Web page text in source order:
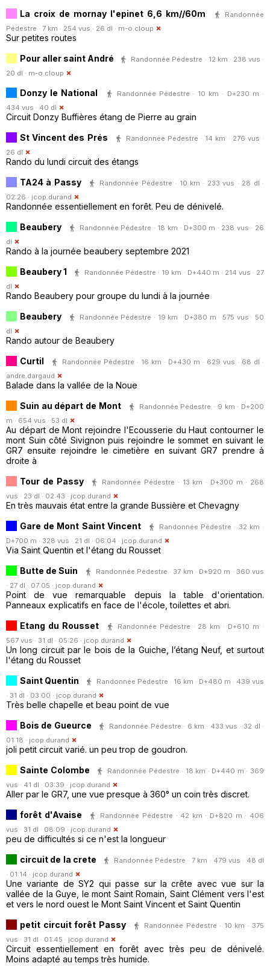
La croix de mornay l'epinet 6,6 km//60m
Randonnée
Pédestre · 7 km · 254 vus · 26 dl · m-o.cloup
Sur petites routes
Pour aller saint André
Randonnée Pédestre · 12 km · 238 vus ·
20 dl · m-o.cloup
Donzy le National
Randonnée Pédestre · 10 km · D+230 m ·
434 vus · 40 dl
Circuit Donzy Buffières étang de Pierre au grain
St Vincent des Prés
Randonnée Pédestre · 14 km · 276 vus ·
26 dl
Rando du lundi circuit des étangs
TA24 à Passy
Randonnée Pédestre · 10 km · 233 vus · 28 dl ·
02:26 · jcop.durand
Randonnée essentiellement en forêt. Peu de dénivelé.
Beaubery
Randonnée Pédestre · 18 km · D+300 m · 238 vus · 26
dl
Rando à la journée beaubery septembre 2021
Beaubery 1
Randonnée Pédestre · 19 km · D+440 m · 214 vus · 27
dl
Rando Beaubery pour groupe du lundi à la journée
Beaubery
Randonnée Pédestre · 19 km · D+380 m · 575 vus · 50
dl
Rando autour de Beaubery
Curtil
Randonnée Pédestre · 16 km · D+430 m · 629 vus · 68 dl ·
andre.dargaud
Balade dans la vallée de la Noue
Suin au départ de Mont
Randonnée Pédestre · 9 km · D+200
m · 654 vus · 53 dl
Au départ de Mont rejoindre l'Ecousserie du Haut contourner le
mont Suin côté Sivignon puis rejoindre le sommet en suivant le
GR7 ensuite rejoindre le cimetière en suivant GR7 prendre à
droite à
Tour de Passy
Randonnée Pédestre · 13 km · D+300 m · 268
vus · 23 dl · 02:43 · jcop.durand
En très mauvais état entre la grande Bussière et Chevagny
Gare de Mont Saint Vincent
Randonnée Pédestre · 32 km ·
D+700 m · 328 vus · 21 dl · 06:04 · jcop.durand
Via Saint Quentin et l'étang du Rousset
Butte de Suin
Randonnée Pédestre · 37 km · D+920 m · 360 vus
· 27 dl · 07:05 · jcop.durand
Point de vue remarquable depuis la table d'orientation.
Panneaux explicatifs en face de l'école, toilettes et abri.
Etang du Rousset
Randonnée Pédestre · 28 km · D+610 m ·
567 vus · 31 dl · 05:26 · jcop.durand
Un long circuit par le bois de la Guiche, l’étang Neuf, et surtout
l'étang du Rousset
Saint Quentin
Randonnée Pédestre · 16 km · D+480 m · 439 vus
· 31 dl · 03:00 · jcop.durand
Très belle chapelle et beau point de vue
Bois de Gueurce
Randonnée Pédestre · 6 km · 433 vus · 32 dl ·
01:18 · jcop.durand
joli petit circuit varié. un peu trop de goudron.
Sainte Colombe
Randonnée Pédestre · 18 km · D+440 m · 369
vus · 41 dl · 03:39 · jcop.durand
Aller par le GR7, une vue presque à 360° un coin très discret.
forêt d'Avaise
Randonnée Pédestre · 42 km · D+820 m · 406
vus · 31 dl · 08:09 · jcop.durand
peu de difficultés si ce n'est la longueur
circuit de la crete
Randonnée Pédestre · 7 km · 479 vus · 48 dl
· 01:14 · jcop.durand
Une variante de SY2 qui passe sur la crête avec vue sur la
vallée de la Guye, le mont Saint Romain, Saint Clément vers l'est
et vers le nord ouest le Mont Saint Vincent et Saint Quentin
petit circuit forêt Passy
Randonnée Pédestre · 10 km · 375
vus · 31 dl · 01:45 · jcop.durand
Circuit essentiellement en forêt avec très peu de dénivelé.
Moins adapté au temps très humide.